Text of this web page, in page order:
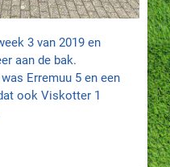
3 van 2019 en
aan de bak.
Erremuu 5 en een
ook Viskotter 1